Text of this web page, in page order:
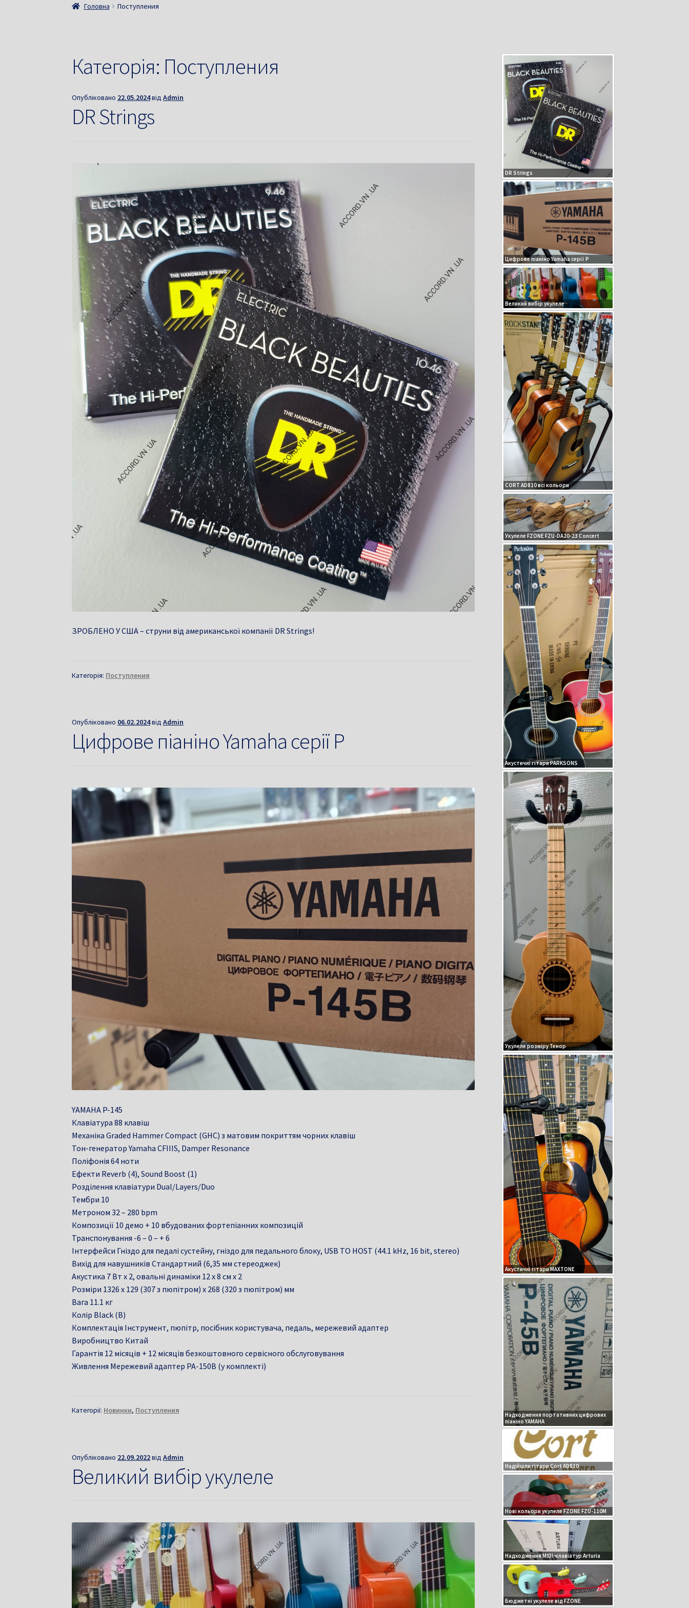
Головна Поступления
Категорія: Поступления
Опубліковано 22.05.2024відAdmin
DR Strings
ЗРОБЛЕНО У США – струни від американської компанії DR Strings!
Категорія: Поступления
Опубліковано 06.02.2024відAdmin
Цифрове піаніно Yamaha серії P
YAMAHA P-145
Клавіатура 88 клавіш
Механіка Graded Hammer Compact (GHC) з матовим покриттям чорних клавіш
Тон-генератор Yamaha CFIIIS, Damper Resonance
Поліфонія 64 ноти
Ефекти Reverb (4), Sound Boost (1)
Розділення клавіатури Dual/Layers/Duo
Тембри 10
Метроном 32 – 280 bpm
Композиції 10 демо + 10 вбудованих фортепіанних композицій
Транспонування -6 – 0 – + 6
Інтерфейси Гніздо для педалі сустейну, гніздо для педального блоку, USB TO HOST (44.1 kHz, 16 bit, stereo)
Вихід для навушників Стандартний (6,35 мм стереоджек)
Акустика 7 Вт x 2, овальні динаміки 12 х 8 см x 2
Розміри 1326 x 129 (307 з пюпітром) x 268 (320 з пюпітром) мм
Вага 11.1 кг
Колір Black (B)
Комплектація Інструмент, пюпітр, посібник користувача, педаль, мережевий адаптер
Виробництво Китай
Гарантія 12 місяців + 12 місяців безкоштовного сервісного обслуговування
Живлення Мережевий адаптер PA-150B (у комплекті)
Категорії: Новинки, Поступления
Опубліковано 22.09.2022відAdmin
Великий вибір укулеле
DR Strings
Цифрове піаніно Yamaha серії P
Великий вибір укулеле
CORT AD810 всі кольори
Укулеле FZONE FZU-DA20-23 Concert
Акустичні гітари PARKSONS
Укулеле розміру Тенор
Акустичні гітари MAXTONE
Надходження портативних цифрових
піаніно YAMAHA
Надійшли гітари Cort AD810
Нові кольори укулеле FZONE FZU-110M
Надходження MIDI-клавіатур Arturia
Бюджетні укулеле від FZONE